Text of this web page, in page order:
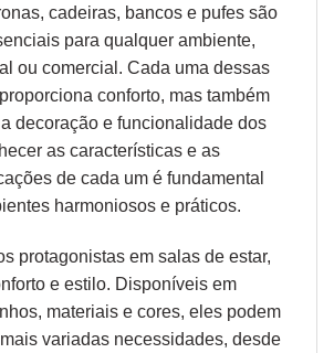
, cadeiras, bancos e pufes são
para qualquer ambiente,
ou comercial. Cada uma dessas
conforto, mas também
decoração e funcionalidade dos
as características e as
de cada um é fundamental
harmoniosos e práticos.
protagonistas em salas de estar,
e estilo. Disponíveis em
materiais e cores, eles podem
variadas necessidades, desde